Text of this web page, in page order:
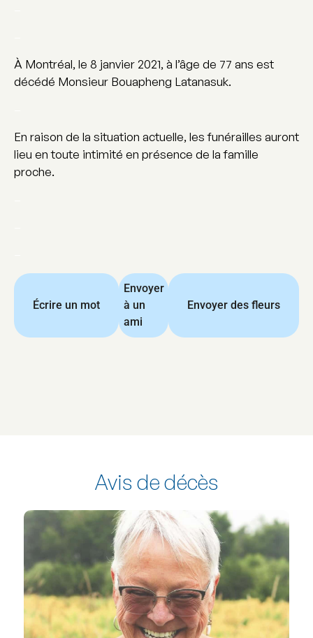
À Montréal, le 8 janvier 2021, à l’âge de 77 ans est
décédé Monsieur Bouapheng Latanasuk.
En raison de la situation actuelle, les funérailles auront
lieu en toute intimité en présence de la famille
proche.
Écrire un mot
Envoyer
à un
ami
Envoyer des fleurs
Avis de décès